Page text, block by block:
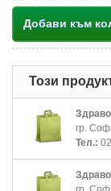
Добави към
Този
гр.
Тел.: